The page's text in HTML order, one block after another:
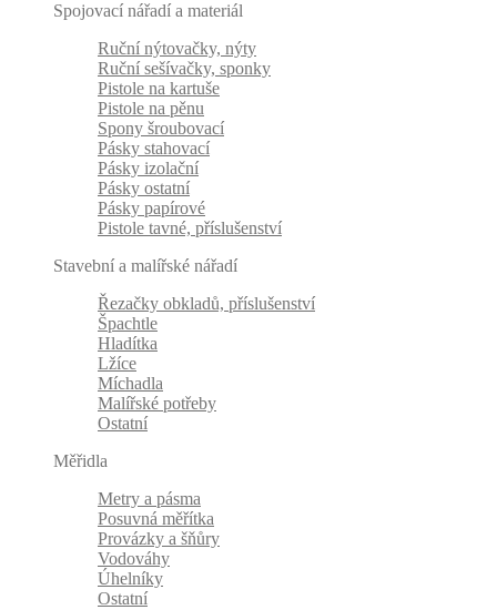
Spojovací nářadí a materiál
Ruční nýtovačky, nýty
Ruční sešívačky, sponky
Pistole na kartuše
Pistole na pěnu
Spony šroubovací
Pásky stahovací
Pásky izolační
Pásky ostatní
Pásky papírové
Pistole tavné, příslušenství
Stavební a malířské nářadí
Řezačky obkladů, příslušenství
Špachtle
Hladítka
Lžíce
Míchadla
Malířské potřeby
Ostatní
Měřidla
Metry a pásma
Posuvná měřítka
Provázky a šňůry
Vodováhy
Úhelníky
Ostatní